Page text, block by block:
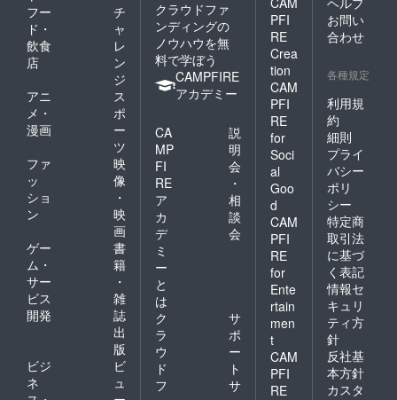
フー
ド・
飲食
店
チ
ャ
レ
ン
ジ
アニ
メ・
漫画
ス
ポ
ー
ツ
ファ
ッ
ショ
ン
映
像
・
映
画
ゲー
ム・
サー
ビス
開発
書
籍
・
雑
誌
出
版
ビジ
ネ
ビ
ュ
クラウドファ
ンディングの
ノウハウを無
料で学ぼう
CAMPFIRE
アカデミー
CA
MP
FI
RE
ア
カ
デ
ミ
ー
と
は
説
明
会
・
相
談
会
ク
ラ
ウ
ド
フ
サ
ポ
ー
ト
サ
PFI
RE
Crea
tion
CAM
PFI
RE
for
Soci
al
Goo
d
CAM
PFI
RE
for
Ente
rtain
men
t
CAM
PFI
RE
お問い
合わせ
各種規定
利用規
約
細則
プライ
バシー
ポリ
シー
特定商
取引法
に基づ
く表記
情報セ
キュリ
ティ方
針
反社基
本方針
カスタ